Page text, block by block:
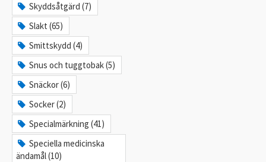
Skyddsåtgärd (7)
Slakt (65)
Smittskydd (4)
Snus och tuggtobak (5)
Snäckor (6)
Socker (2)
Specialmärkning (41)
Speciella medicinska
ändamål (10)